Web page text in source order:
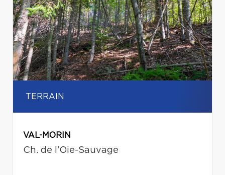
TERRAIN
VAL-MORIN
Ch. de l'Oie-Sauvage